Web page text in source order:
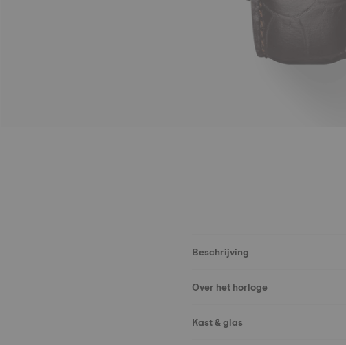
Beschrijving
Over het horloge
Kast & glas